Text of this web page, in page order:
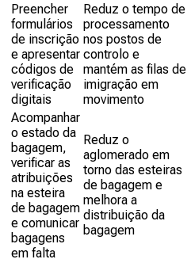
Preencher
formulários
de inscrição
e apresentar
códigos de
verificação
digitais
Reduz o tempo de
processamento
nos postos de
controlo e
mantém as filas de
imigração em
movimento
Acompanhar
o estado da
bagagem,
verificar as
atribuições
na esteira
de bagagem
e comunicar
bagagens
em falta
Reduz o
aglomerado em
torno das esteiras
de bagagem e
melhora a
distribuição da
bagagem